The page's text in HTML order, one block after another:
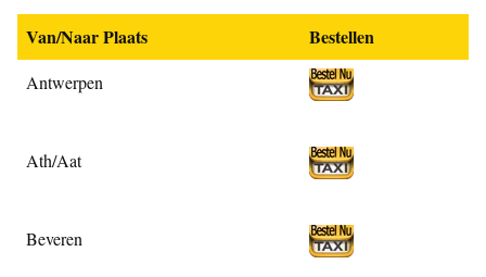
Van/Naar Plaats Bestellen
Antwerpen
Ath/Aat
Beveren